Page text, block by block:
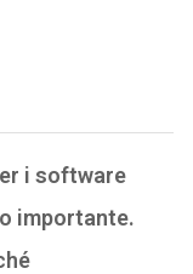
i software
importante.